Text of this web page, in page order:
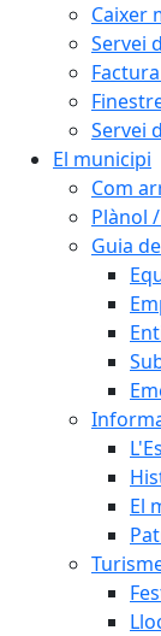
Caixer
Servei
Servei
El municipi
Com
Plànol
Guia
El